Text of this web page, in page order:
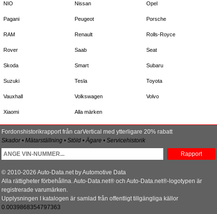
NIO Nissan Opel
Pagani Peugeot Porsche
RAM Renault Rolls-Royce
Rover Saab Seat
Skoda Smart Subaru
Suzuki Tesla Toyota
Vauxhall Volkswagen Volvo
Xiaomi Alla märken
Fordonshistorikrapport från carVertical med ytterligare 20% rabatt
Skador • Mätarställning • Stöld • Ägare • Servicehistorik
Rapport
© 2010-2026 Auto-Data.net by Automotive Data
Alla rättigheter förbehållna. Auto-Data.net® och Auto-Data.net®-logotypen är
registrerade varumärken.
Upplysningen I katalogen är samlad från offentligt tillgängliga källor
0.0039868354797363